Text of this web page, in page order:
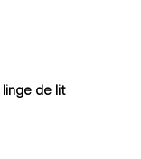
de lit